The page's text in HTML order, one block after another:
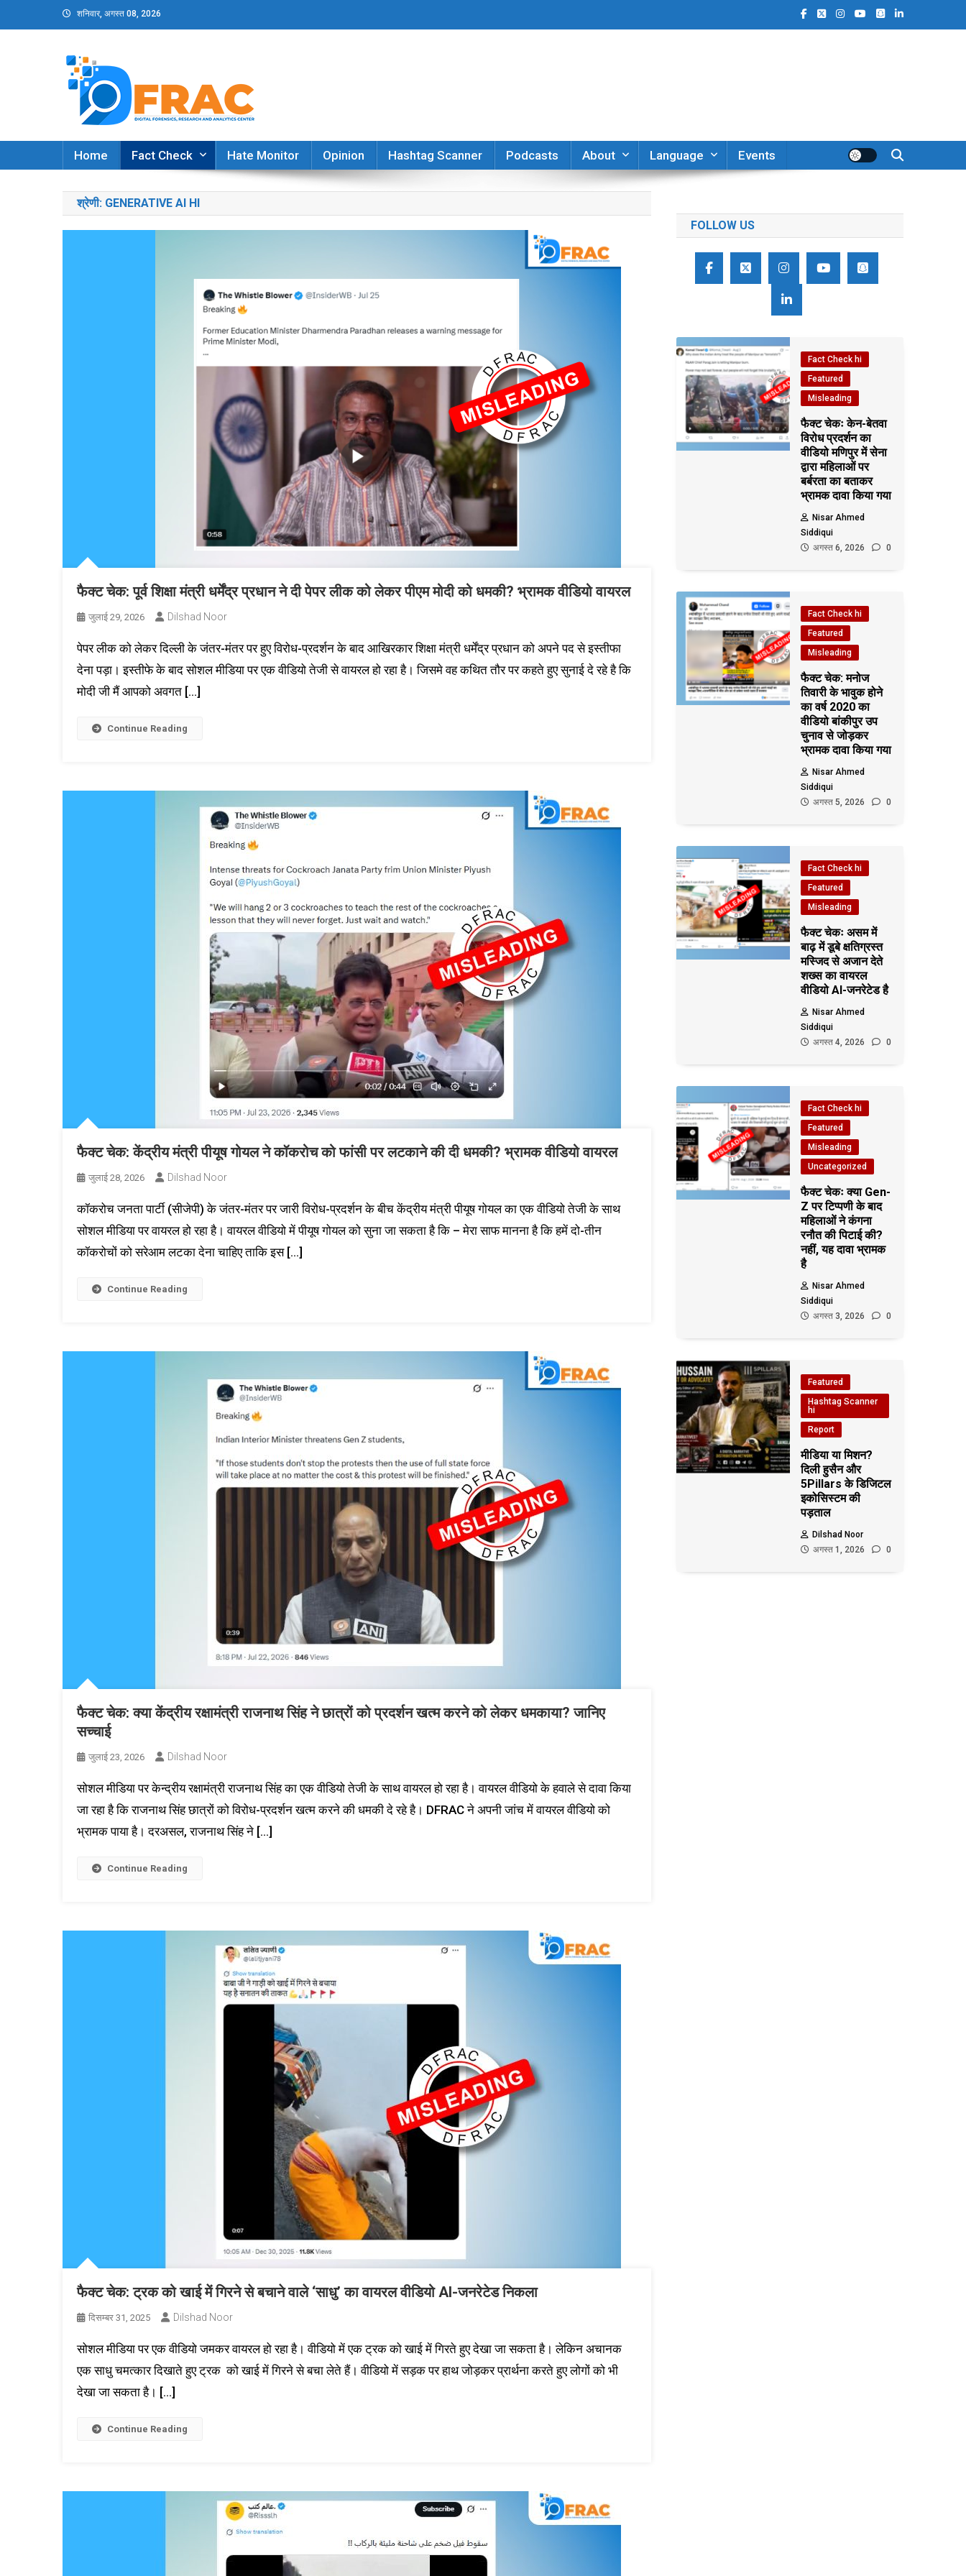
to
शनिवार, अगस्त 08, 2026
DFRAC_ORG
Digital Forensics, Research and Analytics Center
Home
Fact Check Hate Monitor Opinion Hashtag Scanner Podcasts About Language Events
श्रेणी: GENERATIVE AI HI
फैक्ट चेक: पूर्व शिक्षा मंत्री धर्मेंद्र प्रधान ने दी पेपर लीक को लेकर पीएम मोदी को धमकी? भ्रामक वीडियो वायरल
जुलाई 29, 2026 Dilshad Noor
पेपर लीक को लेकर दिल्ली के जंतर-मंतर पर हुए विरोध-प्रदर्शन के बाद आखिरकार शिक्षा मंत्री धर्मेंद्र प्रधान को अपने पद से इस्तीफा
देना पड़ा। इस्तीफे के बाद सोशल मीडिया पर एक वीडियो तेजी से वायरल हो रहा है। जिसमे वह कथित तौर पर कहते हुए सुनाई दे रहे है कि
मोदी जी मैं आपको अवगत […]
Continue Reading
फैक्ट चेक: केंद्रीय मंत्री पीयूष गोयल ने कॉकरोच को फांसी पर लटकाने की दी धमकी? भ्रामक वीडियो वायरल
जुलाई 28, 2026 Dilshad Noor
कॉकरोच जनता पार्टी (सीजेपी) के जंतर-मंतर पर जारी विरोध-प्रदर्शन के बीच केंद्रीय मंत्री पीयूष गोयल का एक वीडियो तेजी के साथ
सोशल मीडिया पर वायरल हो रहा है। वायरल वीडियो में पीयूष गोयल को सुना जा सकता है कि – मेरा साफ मानना है कि हमें दो-तीन
कॉकरोचों को सरेआम लटका देना चाहिए ताकि इस […]
Continue Reading
फैक्ट चेक: क्या केंद्रीय रक्षामंत्री राजनाथ सिंह ने छात्रों को प्रदर्शन खत्म करने को लेकर धमकाया? जानिए
सच्चाई
जुलाई 23, 2026 Dilshad Noor
सोशल मीडिया पर केन्द्रीय रक्षामंत्री राजनाथ सिंह का एक वीडियो तेजी के साथ वायरल हो रहा है। वायरल वीडियो के हवाले से दावा किया
जा रहा है कि राजनाथ सिंह छात्रों को विरोध-प्रदर्शन खत्म करने की धमकी दे रहे है। DFRAC ने अपनी जांच में वायरल वीडियो को
भ्रामक पाया है। दरअसल, राजनाथ सिंह ने […]
Continue Reading
फैक्ट चेक: ट्रक को खाई में गिरने से बचाने वाले ‘साधु’ का वायरल वीडियो AI-जनरेटेड निकला
दिसम्बर 31, 2025 Dilshad Noor
सोशल मीडिया पर एक वीडियो जमकर वायरल हो रहा है। वीडियो में एक ट्रक को खाई में गिरते हुए देखा जा सकता है। लेकिन अचानक
एक साधु चमत्कार दिखाते हुए ट्रक को खाई में गिरने से बचा लेते हैं। वीडियो में सड़क पर हाथ जोड़कर प्रार्थना करते हुए लोगों को भी
देखा जा सकता है। […]
Continue Reading
FOLLOW US
Fact Check hi
Featured
Misleading
फैक्ट चेकः केन-बेतवा
विरोध प्रदर्शन का
वीडियो मणिपुर में सेना
द्वारा महिलाओं पर
बर्बरता का बताकर
भ्रामक दावा किया गया
Nisar Ahmed
Siddiqui
अगस्त 6, 2026
0
Fact Check hi
Featured
Misleading
फैक्ट चेक: मनोज
तिवारी के भावुक होने
का वर्ष 2020 का
वीडियो बांकीपुर उप
चुनाव से जोड़कर
भ्रामक दावा किया गया
Nisar Ahmed
Siddiqui
अगस्त 5, 2026
0
Fact Check hi
Featured
Misleading
फैक्ट चेकः असम में
बाढ़ में डूबे क्षतिग्रस्त
मस्जिद से अजान देते
शख्स का वायरल
वीडियो AI-जनरेटेड है
Nisar Ahmed
Siddiqui
अगस्त 4, 2026
0
Fact Check hi
Featured
Misleading
Uncategorized
फैक्ट चेकः क्या Gen-
Z पर टिप्पणी के बाद
महिलाओं ने कंगना
रनौत की पिटाई की?
नहीं, यह दावा भ्रामक
है
Nisar Ahmed
Siddiqui
अगस्त 3, 2026
0
Featured
Hashtag Scanner
hi
Report
मीडिया या मिशन?
दिली हुसैन और
5Pillars के डिजिटल
इकोसिस्टम की
पड़ताल
Dilshad Noor
अगस्त 1, 2026
0